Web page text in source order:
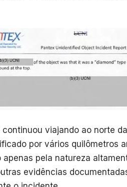
viajando ao norte
por vários quilômetros
pela natureza
evidências